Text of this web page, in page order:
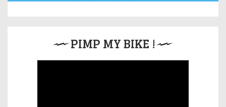
PIMP MY BIKE !